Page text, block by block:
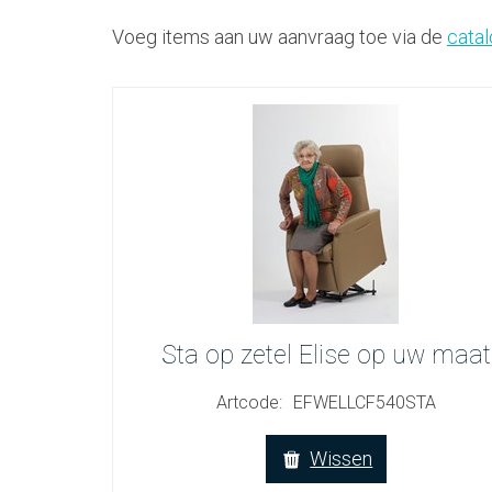
Voeg items aan uw aanvraag toe via de
Sta op zetel Elise op uw maat
Artcode: EFWELLCF540STA
Wissen